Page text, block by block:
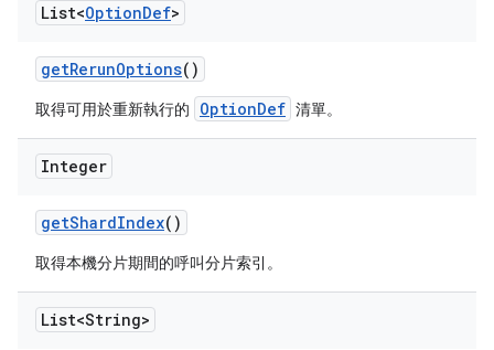
List<OptionDef>
getRerunOptions()
取得可用於重新執行的 OptionDef 清單。
Integer
getShardIndex()
取得本機分片期間的呼叫分片索引。
List<String>